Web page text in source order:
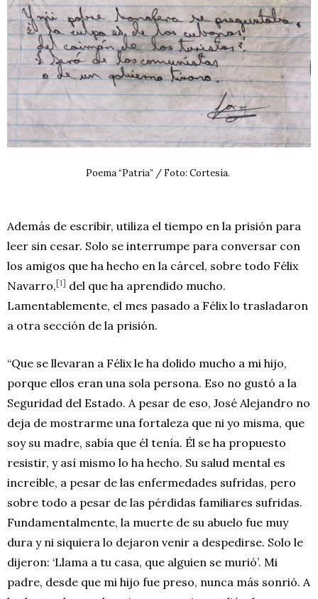
Poema “Patria” / Foto: Cortesía.
Además de escribir, utiliza el tiempo en la prisión para
leer sin cesar. Solo se interrumpe para conversar con
los amigos que ha hecho en la cárcel, sobre todo Félix
Navarro,[1] del que ha aprendido mucho.
Lamentablemente, el mes pasado a Félix lo trasladaron
a otra sección de la prisión.
“Que se llevaran a Félix le ha dolido mucho a mi hijo,
porque ellos eran una sola persona. Eso no gustó a la
Seguridad del Estado. A pesar de eso, José Alejandro no
deja de mostrarme una fortaleza que ni yo misma, que
soy su madre, sabía que él tenía. Él se ha propuesto
resistir, y así mismo lo ha hecho. Su salud mental es
increíble, a pesar de las enfermedades sufridas, pero
sobre todo a pesar de las pérdidas familiares sufridas.
Fundamentalmente, la muerte de su abuelo fue muy
dura y ni siquiera lo dejaron venir a despedirse. Solo le
dijeron: ‘Llama a tu casa, que alguien se murió’. Mi
padre, desde que mi hijo fue preso, nunca más sonrió. A